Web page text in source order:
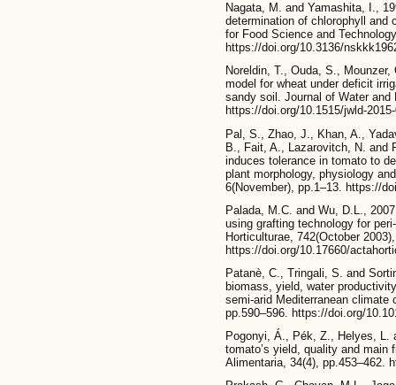
Nagata, M. and Yamashita, I.,
determination of chlorophyll and
for Food Science and
https://doi.org/10.3136/
Noreldin, T., Ouda, S.,
model for wheat under deficit
sandy soil. Journal of Water and
https://doi.org/10.1515/jwld-
Pal, S., Zhao, J., Khan, A.,
B., Fait, A., Lazarovitch, N. and
induces tolerance in tomato to
plant morphology, physiology
6(November), pp.1–13. https://
Palada, M.C. and Wu, D.L.,
using grafting technology for
Horticulturae, 742(October
https://doi.org/10.17660/
Patanè, C., Tringali, S. and
biomass, yield, water
semi-arid Mediterranean climate
pp.590–596. https://doi.org/
Pogonyi, Á., Pék, Z., Helyes, L.
tomato’s yield, quality and main
Alimentaria, 34(4), pp.453–462.